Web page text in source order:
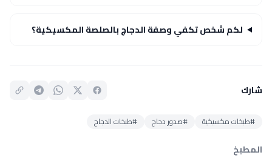
لكم شخص تكفي وصفة الدجاج بالصلصة المكسيكية؟
شارك
#طبخات مكسيكية #صدور دجاج #طبخات الدجاج
المطبخ